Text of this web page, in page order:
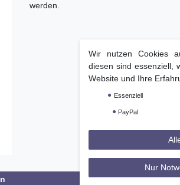
werden.
Wir nutzen Cookies
diesen sind essenziell,
Website und Ihre
Essenziell
PayPal
Nur